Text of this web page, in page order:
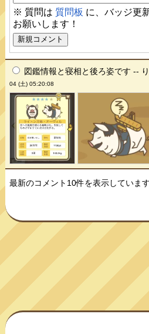
※ 質問は 質問板 に、バッジ更
お願いします！
図鑑情報と寝相と後ろ姿です --
04 (土) 05:20:08
最新のコメント10件を表示していま